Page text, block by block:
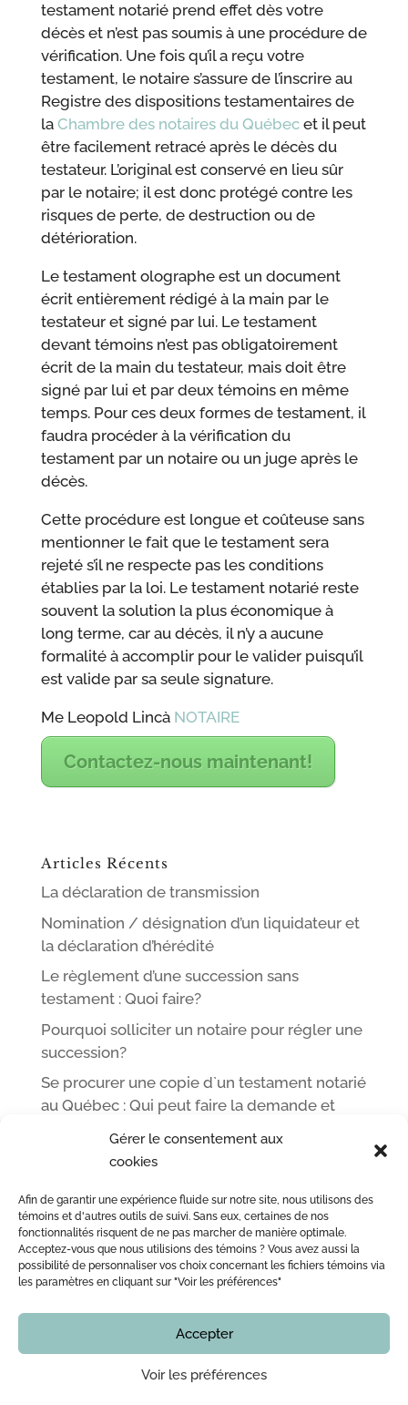
Gérer le consentement aux
cookies
Afin de garantir une expérience fluide sur notre site, nous utilisons des
témoins et d'autres outils de suivi. Sans eux, certaines de nos
fonctionnalités risquent de ne pas marcher de manière optimale.
Acceptez-vous que nous utilisions des témoins ? Vous avez aussi la
possibilité de personnaliser vos choix concernant les fichiers témoins via
les paramètres en cliquant sur "Voir les préférences"
Accepter
Voir les préférences
testament notarié prend effet dès votre
décès et n’est pas soumis à une procédure de
vérification. Une fois qu’il a reçu votre
testament, le notaire s’assure de l’inscrire au
Registre des dispositions testamentaires de
la Chambre des notaires du Québecet il peut
être facilement retracé après le décès du
testateur. L’original est conservé en lieu sûr
par le notaire; il est donc protégé contre les
risques de perte, de destruction ou de
détérioration.
Le testament olographe est un document
écrit entièrement rédigé à la main par le
testateur et signé par lui. Le testament
devant témoins n’est pas obligatoirement
écrit de la main du testateur, mais doit être
signé par lui et par deux témoins en même
temps. Pour ces deux formes de testament, il
faudra procéder à la vérification du
testament par un notaire ou un juge après le
décès.
Cette procédure est longue et coûteuse sans
mentionner le fait que le testament sera
rejeté s’il ne respecte pas les conditions
établies par la loi. Le testament notarié reste
souvent la solution la plus économique à
long terme, car au décès, il n’y a aucune
formalité à accomplir pour le valider puisqu’il
est valide par sa seule signature.
Me Leopold Lincà NOTAIRE
Contactez-nous maintenant!
Articles Récents
La déclaration de transmission
Nomination / désignation d’un liquidateur et
la déclaration d’hérédité
Le règlement d’une succession sans
testament : Quoi faire?
Pourquoi solliciter un notaire pour régler une
succession?
Se procurer une copie d`un testament notarié
au Québec : Qui peut faire la demande et
ACCUEIL
L’ÉQUIPE DE ME LEOPOLD LINCÀ NOTAIRE
ACTE NOTARIÉ / CERTIFICATION
OUTILS
BLOG
NOUS JOINDRE
Notaire Montreal | Me Leopold Lincà
Tous droits réservés. En aucun temps ce site internet
ne doit être considéré comme un avis juridique.
Vous devez vérifier avec notre bureau l’actualité de